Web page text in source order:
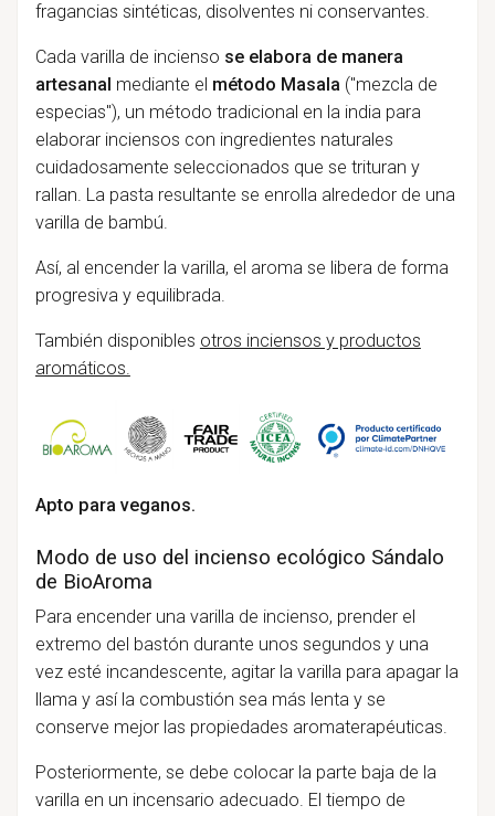
fragancias sintéticas, disolventes ni conservantes.
Cada varilla de incienso se elabora de manera
artesanal mediante el método Masala ("mezcla de
especias"), un método tradicional en la india para
elaborar inciensos con ingredientes naturales
cuidadosamente seleccionados que se trituran y
rallan. La pasta resultante se enrolla alrededor de una
varilla de bambú.
Así, al encender la varilla, el aroma se libera de forma
progresiva y equilibrada.
También disponibles otros inciensos y productos
aromáticos.
Apto para veganos.
Modo de uso del incienso ecológico Sándalo
de BioAroma
Para encender una varilla de incienso, prender el
extremo del bastón durante unos segundos y una
vez esté incandescente, agitar la varilla para apagar la
llama y así la combustión sea más lenta y se
conserve mejor las propiedades aromaterapéuticas.
Posteriormente, se debe colocar la parte baja de la
varilla en un incensario adecuado. El tiempo de